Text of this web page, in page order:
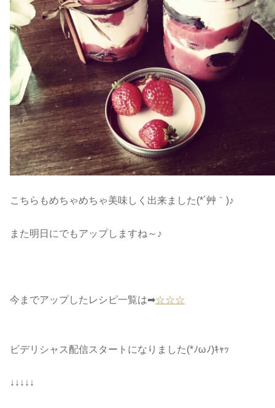
こちらもめちゃめちゃ美味しく出来ました(*´艸｀)♪
また明日にでもアップしますね～♪
今までアップしたレシピ一覧は➡☆☆☆
ビデリシャス配信スタートになりました(*ﾉωﾉ)ｷｬｯ
↓↓↓↓↓